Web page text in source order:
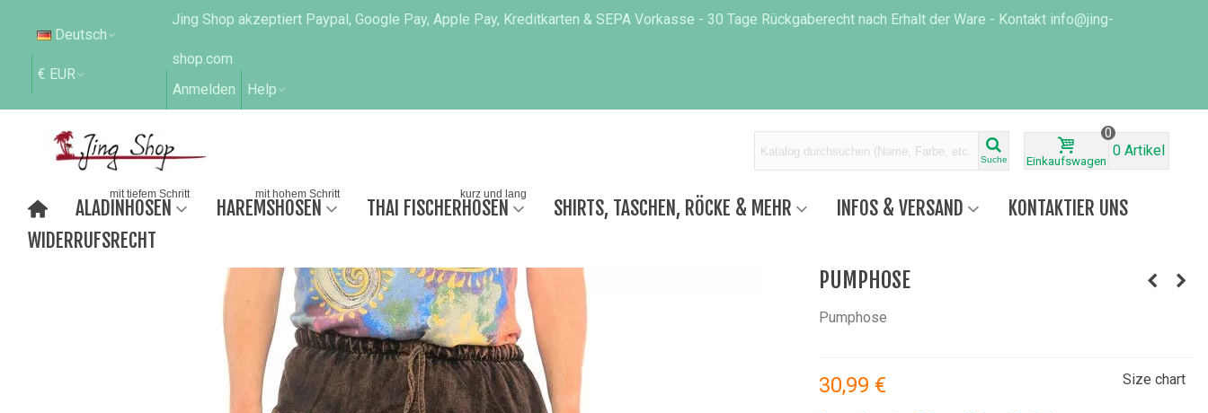
Deutsch
€ EUR
Jing Shop akzeptiert Paypal, Google Pay, Apple Pay, Kreditkarten & SEPA Vorkasse - 30 Tage Rückgaberecht nach Erhalt der Ware - Kontakt info@jing-
shop.com
Anmelden
Help
Suche Einkaufswagen
0
0 Artikel
ALADINHOSEN
mit tiefem Schritt
HAREMSHOSEN
mit hohem Schritt
THAI FISCHERHOSEN
kurz und lang
SHIRTS, TASCHEN, RÖCKE & MEHR INFOS & VERSAND
KONTAKTIER UNS
WIDERRUFSRECHT
PUMPHOSE
Pumphose
30,99 € Size chart